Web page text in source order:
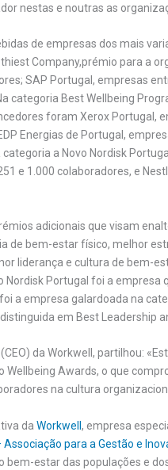
nestas e noutras as
de empresas dos mais
Company,prémio para a
SAP Portugal, empresas
categoria Best Wellbeing
foram Xerox Portugal,
Energias de Portugal,
a Novo Nordisk
e 1.000 colaboradores, e
adicionais que visam
de bem-estar físico, melhor
liderança e cultura de bem-
Nordisk Portugal foi a
a empresa galardoada na
em Best Leadership
da Workwell, partilhou:
Wellbeing Awards, o que
na cultura
da Workwell, empresa
Associação para a Gestão e
bem-estar das populações e